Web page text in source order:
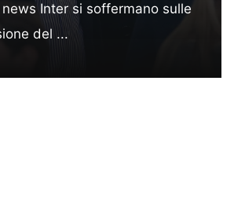
Inter si soffermano sulle
del ...